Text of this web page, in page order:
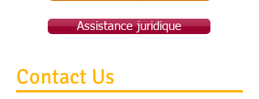
Assistance juridique
Contact Us